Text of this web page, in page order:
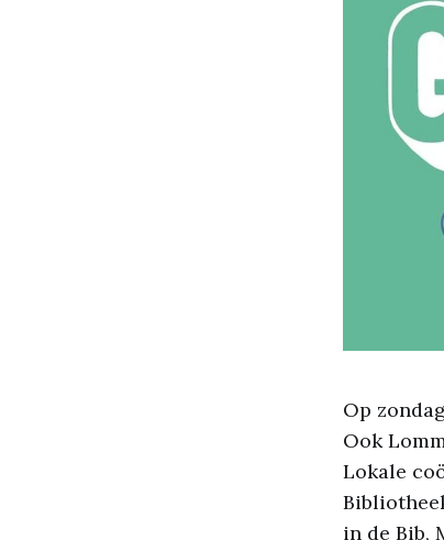
Op
Ook
Lokale
in de Bib,